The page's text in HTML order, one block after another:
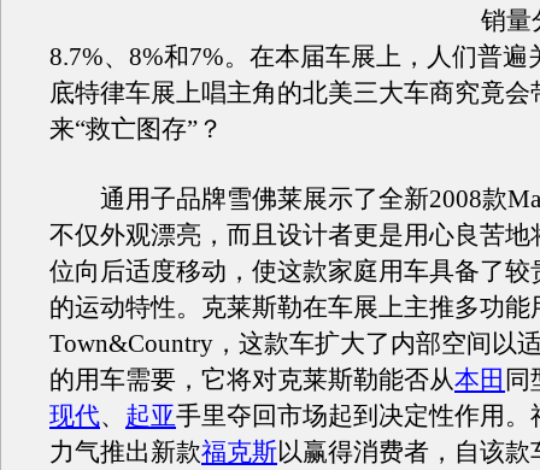
销量
8.7%、8%和7%。在本届车展上，人们普遍
底特律车展上唱主角的北美三大车商究竟会
来“救亡图存”？
通用子品牌雪佛莱展示了全新2008款
不仅外观漂亮，而且设计者更是用心良苦地
位向后适度移动，使这款家庭用车具备了较
的运动特性。克莱斯勒在车展上主推多功能
Town&Country，这款车扩大了内部空间以
的用车需要，它将对克莱斯勒能否从本田 同
现代、 起亚手里夺回市场起到决定性作用。
力气推出新款福克斯以赢得消费者，自该款